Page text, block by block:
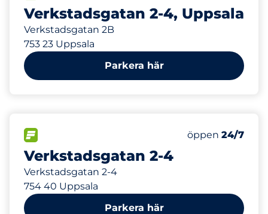
Verkstadsgatan 2-4, Uppsala
Verkstadsgatan 2B
753 23 Uppsala
Parkera här
Verkstadsgatan 2-4
Verkstadsgatan 2-4
754 40 Uppsala
Antal
Totalt antal
öppen 24/7
323 m
Parkera här